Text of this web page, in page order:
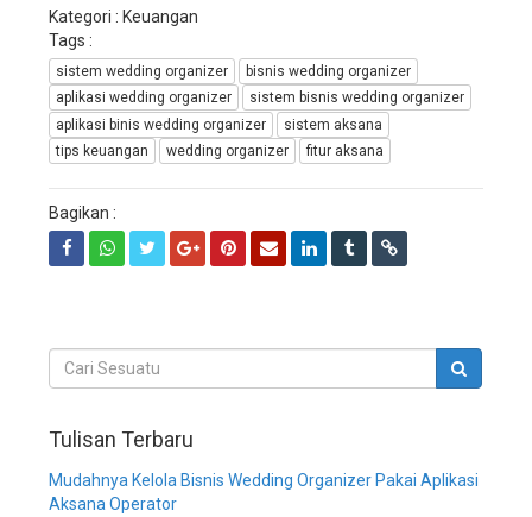
Kategori : Keuangan
Tags :
sistem wedding organizer
bisnis wedding organizer
aplikasi wedding organizer
sistem bisnis wedding organizer
aplikasi binis wedding organizer
sistem aksana
tips keuangan
wedding organizer fitur aksana
Bagikan :
Tulisan Terbaru
Mudahnya Kelola Bisnis Wedding Organizer Pakai Aplikasi
Aksana Operator
perusahaan
wedding
planner,
informasi
manajemen
wedding
organizer,
informasi
manajemen
informasi
manajemen
informasi
manajemen